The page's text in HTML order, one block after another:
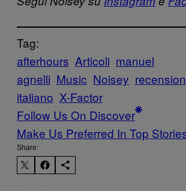
Tag:
afterhours Articoli manuel
agnelli Music Noisey
italiano X-Factor
Follow Us On Discover
Make Us Preferred In Top
Share: